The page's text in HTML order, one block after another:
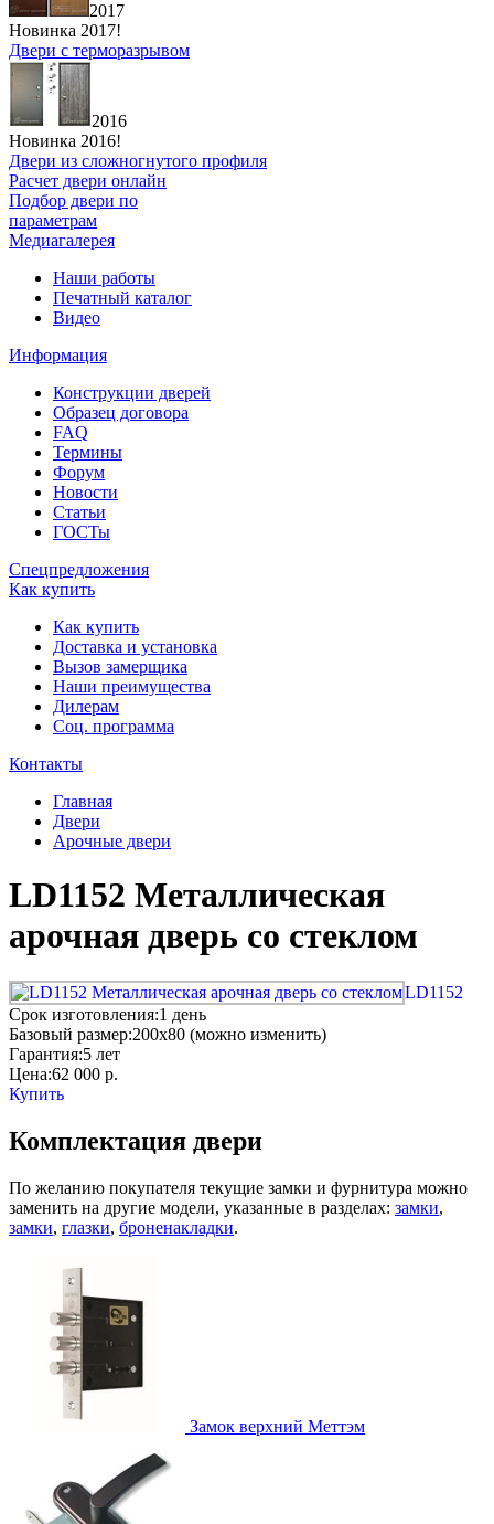
2017
Новинка 2017!
Двери с терморазрывом
2016
Новинка 2016!
Двери из сложногнутого профиля
Расчет двери онлайн
Подбор двери по
параметрам
Медиагалерея
Наши работы
Печатный каталог
Видео
Информация
Конструкции дверей
Образец договора
FAQ
Термины
Форум
Новости
Статьи
ГОСТы
Спецпредложения
Как купить
Как купить
Доставка и установка
Вызов замерщика
Наши преимущества
Дилерам
Соц. программа
Контакты
Главная
Двери
Арочные двери
LD1152 Металлическая
арочная дверь со стеклом
LD1152
Срок изготовления:1 день
Базовый размер:200x80 (можно изменить)
Гарантия:5 лет
Цена:62 000 р.
Купить
Комплектация двери
По желанию покупателя текущие замки и фурнитура можно
заменить на другие модели, указанные в разделах: замки,
замки, глазки, броненакладки.
Замок верхний Меттэм